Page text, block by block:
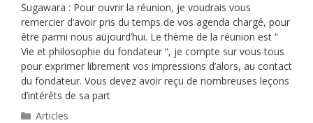
Sugawara : Pour ouvrir la réunion, je voudrais vous
remercier d’avoir pris du temps de vos agenda chargé, pour
être parmi nous aujourd’hui. Le thème de la réunion est “
Vie et philosophie du fondateur “, je compte sur vous tous
pour exprimer librement vos impressions d’alors, au contact
du fondateur. Vous devez avoir reçu de nombreuses leçons
d’intérêts de sa part
Catégories
Articles